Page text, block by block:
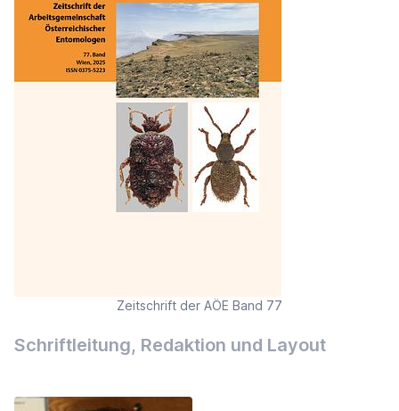
Zeitschrift der AÖE Band 77
Schriftleitung, Redaktion und Layout